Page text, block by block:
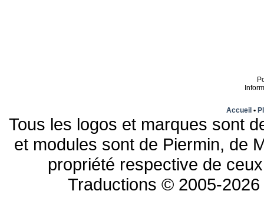
Accueil •
Tous les logos et marques sont
et modules sont de Piermin, de
propriété respective de
Traductions © 2005-